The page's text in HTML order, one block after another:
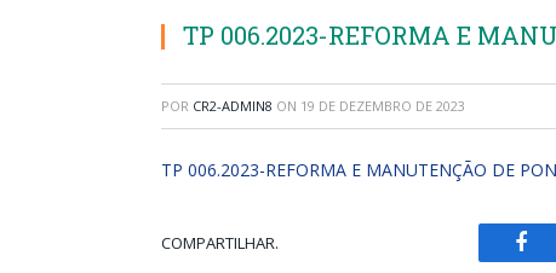
TP 006.2023-REFORMA E
POR CR2-ADMIN8 ON 19 DE DEZEMBRO DE 2023
TP 006.2023-REFORMA E MANUTENÇÃO DE
COMPARTILHAR.